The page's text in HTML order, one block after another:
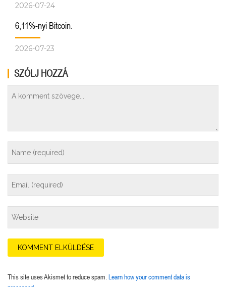
2026-07-24
6,11%-nyi Bitcoin.
2026-07-23
SZÓLJ HOZZÁ
This site uses Akismet to reduce spam. Learn how your comment data is